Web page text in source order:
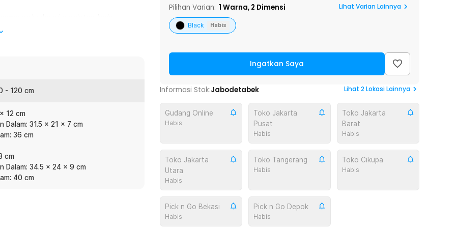
seperti lipstik, foundation, brush,
make up.
lipstik. Dengan 3 layer, Anda dapat
atau panjang. Tas make up ini
bagian partisi pemisah slot. Dengan
make up dengan ukuran yang
3 Layers - F120
- 120 cm
12 cm
Dalam: 31.5 x 21 x 7 cm
36 cm
cm
Dalam: 34.5 x 24 x 9 cm
40 cm
Pilihan Varian: 1 Warna, 2 Dimensi Lihat Varian Lainnya
Black Habis
Ingatkan Saya
Informasi Stok:Jabodetabek Lihat 2Lokasi Lainnya
Gudang Online
Habis
Toko Jakarta
Pusat
Habis
Toko Jakarta
Barat
Habis
Toko Jakarta
Utara
Habis
Toko Tangerang
Habis
Toko Cikupa
Habis
Pick n Go Bekasi
Habis
Pick n Go Depok
Habis